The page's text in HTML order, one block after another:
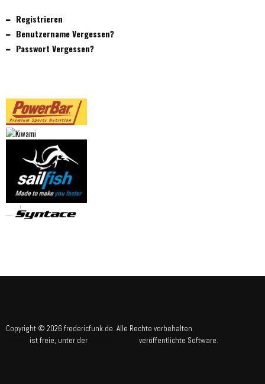
Registrieren
Benutzername Vergessen?
Passwort Vergessen?
Copyright © 2026 fredericfunk.de. Alle Rechte vorbehalten.
ist freie, unter der veröffentlichte Software.